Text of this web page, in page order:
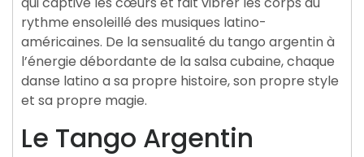
rythme ensoleillé des musiques latino-
américaines. De la sensualité du tango argentin à
l’énergie débordante de la salsa cubaine, chaque
danse latino a sa propre histoire, son propre style
et sa propre magie.
Le Tango Argentin